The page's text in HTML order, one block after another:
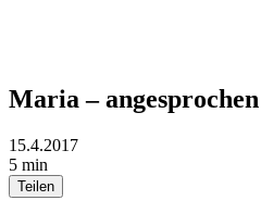
Maria –
15.4.2017
5 min
Teilen